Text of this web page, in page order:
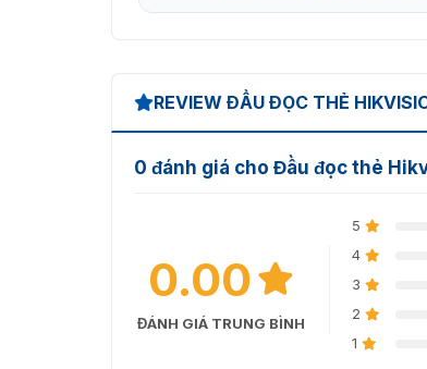
Hikvision DS-K1107AE có cơ chế vận
Được trang bị bộ xử lý tốc độ cao
Giao thức RS-485 và Wiegand
Tích hợp mô-đun đọc thẻ EM (Tần
Hỗ trợ cảnh báo giả mạo
Bộ rung tích hợp để xác định trạng
REVIEW ĐẦU ĐỌC THẺ
0 đánh giá cho Đầu đọc thẻ
0.00
ĐÁNH GIÁ TRUNG BÌNH
5
4
3
2
1